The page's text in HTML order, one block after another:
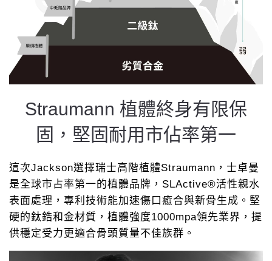
Straumann 植體終身有限保
固，堅固耐用市佔率第一
這次Jackson選擇瑞士高階植體Straumann，士卓曼
是全球市占率第一的植體品牌，SLActive®活性親水
表面處理，專利技術能加速傷口癒合與新骨生成。堅
硬的鈦鋯和金材質，植體強度1000mpa領先業界，提
供穩定受力更適合骨頭質量不佳族群。